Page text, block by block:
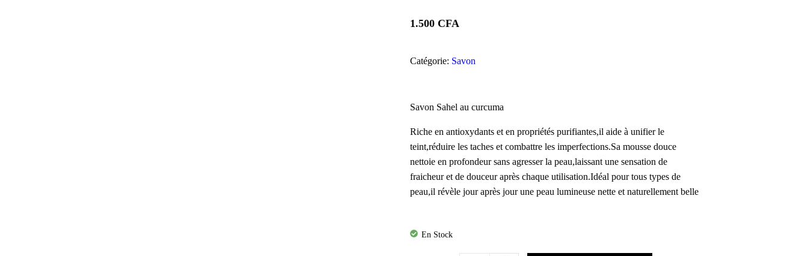
1.500 CFA
Catégorie: Savon
Savon Sahel au curcuma
Riche en antioxydants et en propriétés purifiantes,il aide à unifier le
teint,réduire les taches et combattre les imperfections.Sa mousse douce
nettoie en profondeur sans agresser la peau,laissant une sensation de
fraicheur et de douceur après chaque utilisation.Idéal pour tous types de
peau,il révèle jour après jour une peau lumineuse nette et naturellement belle
En Stock